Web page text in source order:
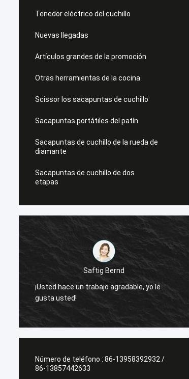
Tenedor eléctrico del cuchillo
Nuevas llegadas
Artículos grandes de la promoción
Otras herramientas de la cocina
Scissor los sacapuntas de cuchillo
Sacapuntas portátiles del patín
Sacapuntas de cuchillo de la rueda de
diamante
Sacapuntas de cuchillo de dos
etapas
Saftig Bernd
¡Usted hace un trabajo agradable, yo le
gusta usted!
Número de teléfono : 86-13958392932 /
86-13857442633